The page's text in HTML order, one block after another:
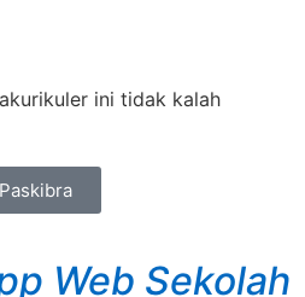
ini tidak kalah
Paskibra
Web Sekolah